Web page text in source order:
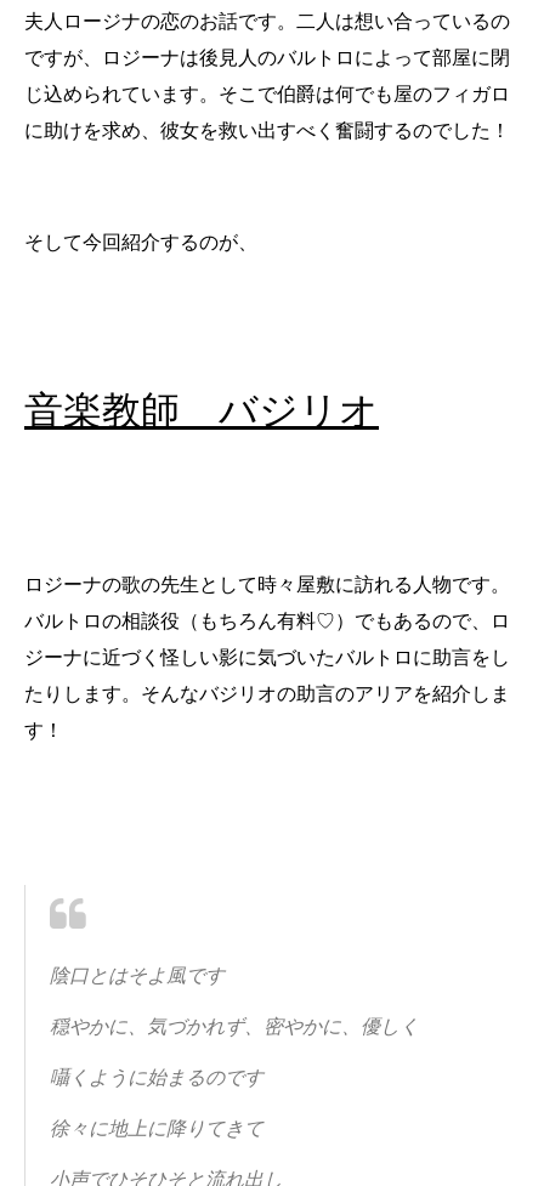
夫人ロージナの恋のお話です。二人は想い合っているの
ですが、ロジーナは後見人のバルトロによって部屋に閉
じ込められています。そこで伯爵は何でも屋のフィガロ
に助けを求め、彼女を救い出すべく奮闘するのでした！
そして今回紹介するのが、
音楽教師 バジリオ
ロジーナの歌の先生として時々屋敷に訪れる人物です。
バルトロの相談役（もちろん有料♡）でもあるので、ロ
ジーナに近づく怪しい影に気づいたバルトロに助言をし
たりします。そんなバジリオの助言のアリアを紹介しま
す！
陰口とはそよ風です
穏やかに、気づかれず、密やかに、優しく
囁くように始まるのです
徐々に地上に降りてきて
小声でひそひそと流れ出し